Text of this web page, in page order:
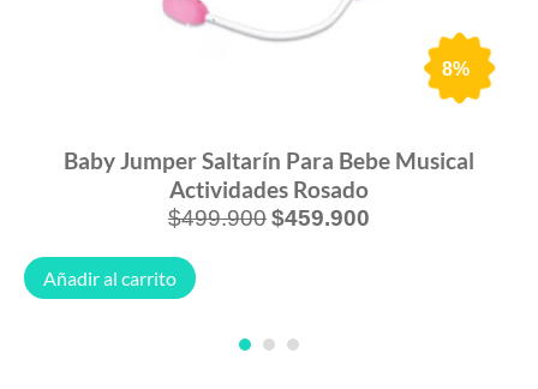
8%
Baby Jumper Saltarín Para Bebe Musical
Actividades Rosado
$499.900$459.900
Añadir al carrito